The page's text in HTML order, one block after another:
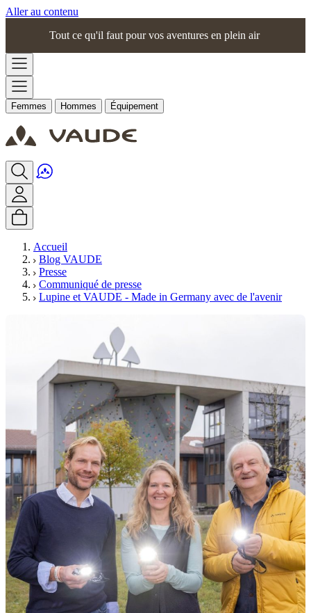
Aller au contenu
Tout ce qu'il faut pour vos aventures en plein air
Femmes Hommes Équipement
Accueil
Blog VAUDE
Presse
Communiqué de presse
Lupine et VAUDE - Made in Germany avec de l'avenir